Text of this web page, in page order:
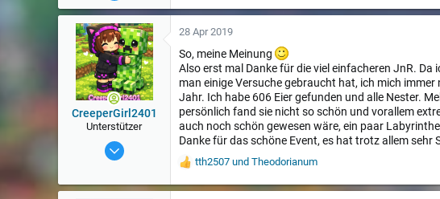
r
t
n
g
e
n
:
CreeperGirl2401
Unterstützer
22 Nov 2014
28 Apr 2019
So, meine Meinung
Also erst mal Danke für die viel einfacheren JnR.
man einige Versuche gebraucht hat, ich mich
Jahr. Ich habe 606 Eier gefunden und alle Nester.
persönlich fand sie nicht so schön und vorallem
auch noch schön gewesen wäre, ein paar
Danke für das schöne Event, es hat trotz allem
W
r
tth2507 und Theodorianum